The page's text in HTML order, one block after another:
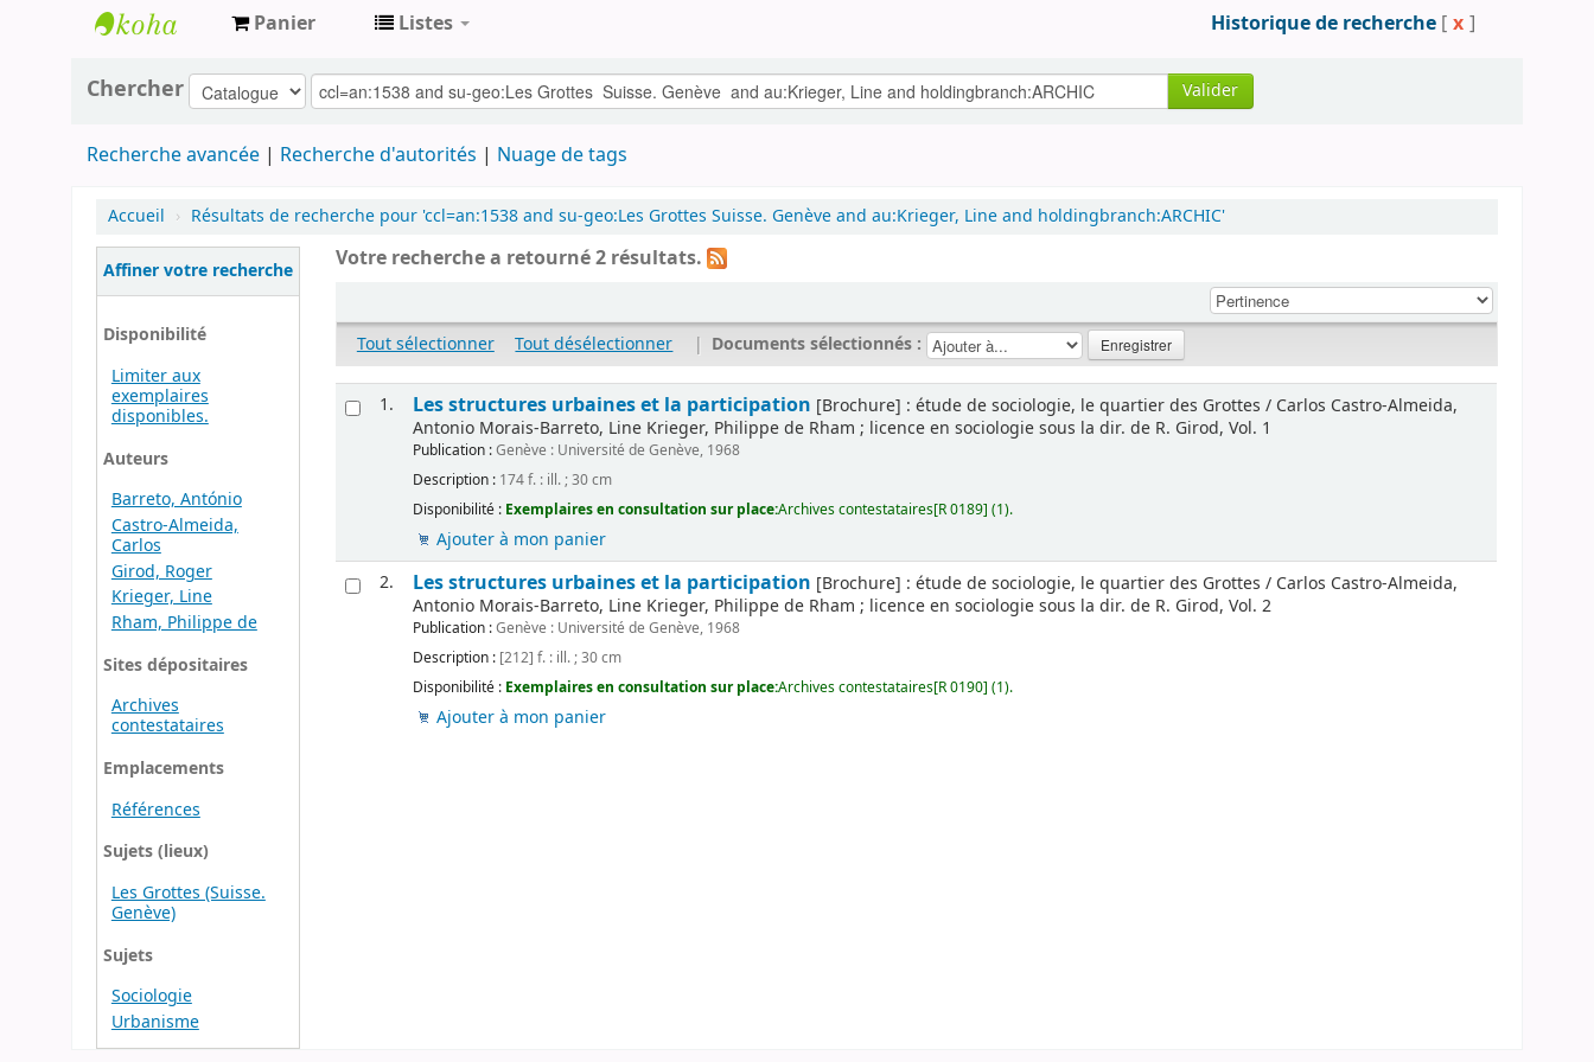
Archives
contestataires
Panier Listes Historique de recherche [ x ]
Chercher Valider
Recherche avancée Recherche d'autorités Nuage de tags
Accueil › Résultats de recherche pour 'ccl=an:1538 and su-geo:Les Grottes Suisse. Genève and au:Krieger, Line and holdingbranch:ARCHIC'
Affiner votre recherche
Disponibilité
Limiter aux
exemplaires
disponibles.
Auteurs
Barreto, António
Castro-Almeida,
Carlos
Girod, Roger
Krieger, Line
Rham, Philippe de
Sites dépositaires
Archives
contestataires
Emplacements
Références
Sujets (lieux)
Les Grottes (Suisse.
Genève)
Sujets
Sociologie
Urbanisme
Votre recherche a retourné 2 résultats.
Tout sélectionner Tout désélectionner | Documents sélectionnés :
1. Les structures urbaines et la participation [Brochure] : étude de sociologie, le quartier des Grottes / Carlos Castro-Almeida,
Antonio Morais-Barreto, Line Krieger, Philippe de Rham ; licence en sociologie sous la dir. de R. Girod, Vol. 1
Publication :Genève : Université de Genève, 1968
Description : 174 f. : ill. ; 30 cm
Disponibilité : Exemplaires en consultation sur place:Archives contestataires[R 0189] (1).
Ajouter à mon panier
2.
Les structures urbaines et la participation [Brochure] : étude de sociologie, le quartier des Grottes / Carlos Castro-Almeida,
Antonio Morais-Barreto, Line Krieger, Philippe de Rham ; licence en sociologie sous la dir. de R. Girod, Vol. 2
Publication :Genève : Université de Genève, 1968
Description : [212] f. : ill. ; 30 cm
Disponibilité : Exemplaires en consultation sur place:Archives contestataires[R 0190] (1).
Ajouter à mon panier